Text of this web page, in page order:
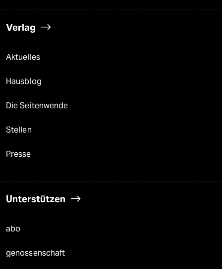
Verlag
Aktuelles
Hausblog
Die Seitenwende
Stellen
Presse
Unterstützen
abo
genossenschaft